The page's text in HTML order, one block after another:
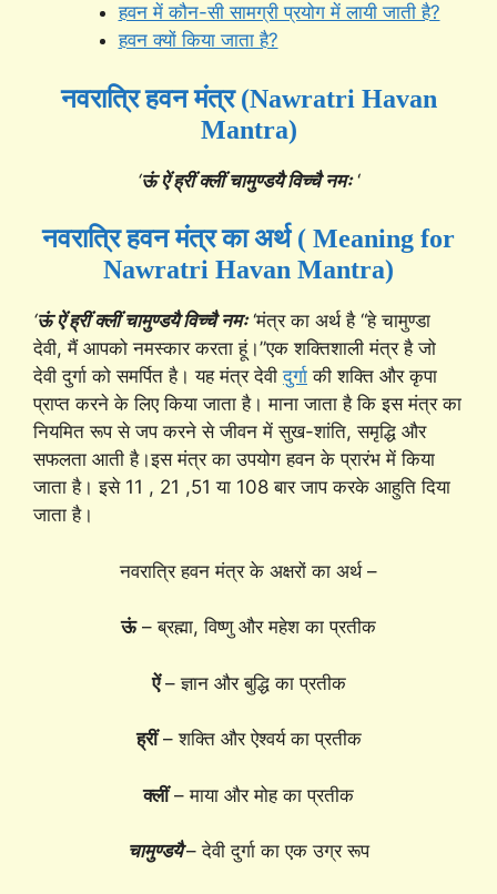
हवन में कौन-सी सामग्री प्रयोग में लायी जाती है?
हवन क्यों किया जाता है?
नवरात्रि हवन मंत्र (Nawratri Havan
Mantra)
‘ऊं ऐं ह्रीं क्लीं चामुण्डयै विच्चै नमः‘
नवरात्रि हवन मंत्र का अर्थ ( Meaning for
Nawratri Havan Mantra)
‘ऊं ऐं ह्रीं क्लीं चामुण्डयै विच्चै नमः‘मंत्र का अर्थ है “हे चामुण्डा
देवी, मैं आपको नमस्कार करता हूं।”एक शक्तिशाली मंत्र है जो
देवी दुर्गा को समर्पित है। यह मंत्र देवीदुर्गा की शक्ति और कृपा
प्राप्त करने के लिए किया जाता है। माना जाता है कि इस मंत्र का
नियमित रूप से जप करने से जीवन में सुख-शांति, समृद्धि और
सफलता आती है।इस मंत्र का उपयोग हवन के प्रारंभ में किया
जाता है। इसे 11 , 21 ,51 या 108 बार जाप करके आहुति दिया
जाता है।
नवरात्रि हवन मंत्र के अक्षरों का अर्थ –
ऊं– ब्रह्मा, विष्णु और महेश का प्रतीक
ऐं– ज्ञान और बुद्धि का प्रतीक
ह्रीं– शक्ति और ऐश्वर्य का प्रतीक
क्लीं– माया और मोह का प्रतीक
चामुण्डयै– देवी दुर्गा का एक उग्र रूप